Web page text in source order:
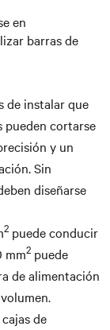
en
barras de
de instalar que
pueden cortarse
y un
Sin
diseñarse
2 puede conducir
mm2 puede
de alimentación
de